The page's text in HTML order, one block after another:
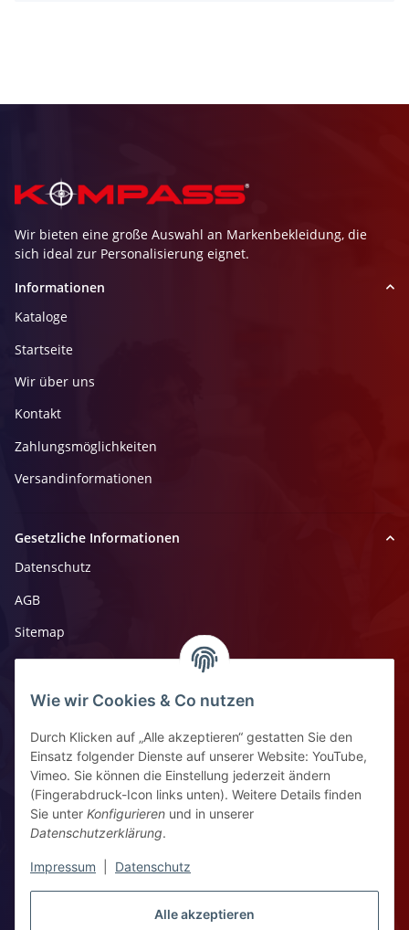
Alle akzeptieren
Wie wir Cookies & Co nutzen
Durch Klicken auf „Alle akzeptieren“ gestatten Sie den
Einsatz folgender Dienste auf unserer Website: YouTube,
Vimeo. Sie können die Einstellung jederzeit ändern
(Fingerabdruck-Icon links unten). Weitere Details finden
Sie unter Konfigurieren und in unserer
Datenschutzerklärung.
Impressum Datenschutz
Wir bieten eine große Auswahl an Markenbekleidung, die
sich ideal zur Personalisierung eignet.
Informationen
Kataloge
Startseite
Wir über uns
Kontakt
Zahlungsmöglichkeiten
Versandinformationen
Gesetzliche Informationen
Datenschutz
AGB
Sitemap
Impressum
Widerrufsrecht
Kontaktinformationen
Ziegelhüttenstr 30, 64832 Babenhausen
+49 6073 7250531
Vertrag widerrufen